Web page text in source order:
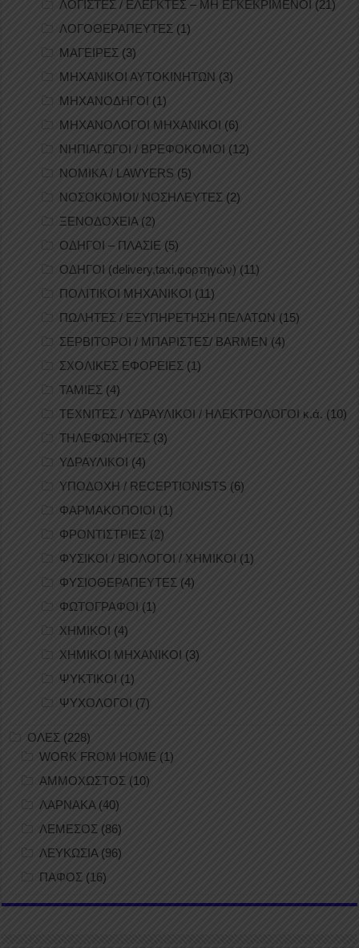
ΛΟΓΙΣΤΕΣ / ΕΛΕΓΚΤΕΣ – ΜΗ ΕΓΚΕΚΡΙΜΕΝΟΙ (21)
ΛΟΓΟΘΕΡΑΠΕΥΤΕΣ (1)
ΜΑΓΕΙΡΕΣ (3)
ΜΗΧΑΝΙΚΟΙ ΑΥΤΟΚΙΝΗΤΩΝ (3)
ΜΗΧΑΝΟΔΗΓΟΙ (1)
ΜΗΧΑΝΟΛΟΓΟΙ ΜΗΧΑΝΙΚΟΙ (6)
ΝΗΠΙΑΓΩΓΟΙ / ΒΡΕΦΟΚΟΜΟΙ (12)
ΝΟΜΙΚΑ / LAWYERS (5)
ΝΟΣΟΚΟΜΟΙ/ ΝΟΣΗΛΕΥΤΕΣ (2)
ΞΕΝΟΔΟΧΕΙΑ (2)
ΟΔΗΓΟΙ – ΠΛΑΣΙΕ (5)
ΟΔΗΓΟΙ (delivery,taxi,φορτηγών) (11)
ΠΟΛΙΤΙΚΟΙ ΜΗΧΑΝΙΚΟΙ (11)
ΠΩΛΗΤΕΣ / ΕΞΥΠΗΡΕΤΗΣΗ ΠΕΛΑΤΩΝ (15)
ΣΕΡΒΙΤΟΡΟΙ / ΜΠΑΡΙΣΤΕΣ/ BARMEN (4)
ΣΧΟΛΙΚΕΣ ΕΦΟΡΕΙΕΣ (1)
ΤΑΜΙΕΣ (4)
ΤΕΧΝΙΤΕΣ / ΥΔΡΑΥΛΙΚΟΙ / ΗΛΕΚΤΡΟΛΟΓΟΙ κ.ά. (10)
ΤΗΛΕΦΩΝΗΤΕΣ (3)
ΥΔΡΑΥΛΙΚΟΙ (4)
ΥΠΟΔΟΧΗ / RECEPTIONISTS (6)
ΦΑΡΜΑΚΟΠΟΙΟΙ (1)
ΦΡΟΝΤΙΣΤΡΙΕΣ (2)
ΦΥΣΙΚΟΙ / ΒΙΟΛΟΓΟΙ / ΧΗΜΙΚΟΙ (1)
ΦΥΣΙΟΘΕΡΑΠΕΥΤΕΣ (4)
ΦΩΤΟΓΡΑΦΟΙ (1)
ΧΗΜΙΚΟΙ (4)
ΧΗΜΙΚΟΙ ΜΗΧΑΝΙΚΟΙ (3)
ΨΥΚΤΙΚΟΙ (1)
ΨΥΧΟΛΟΓΟΙ (7)
ΟΛΕΣ (228)
WORK FROM HOME (1)
ΑΜΜΟΧΩΣΤΟΣ (10)
ΛΑΡΝΑΚΑ(40)
ΛΕΜΕΣΟΣ (86)
ΛΕΥΚΩΣΙΑ(96)
ΠΑΦΟΣ (16)